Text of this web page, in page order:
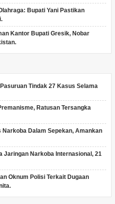
Bupati Yani Pastikan
Kantor Bupati Gresik, Nobar
Tindak 27 Kasus Selama
Ratusan Tersangka
Dalam Sepekan, Amankan
Jaringan Narkoba Internasional, 21
Oknum Polisi Terkait Dugaan